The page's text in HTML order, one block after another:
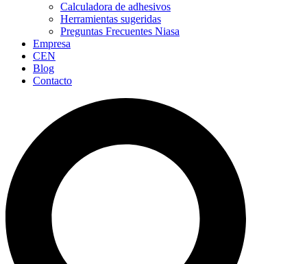
Calculadora de adhesivos
Herramientas sugeridas
Preguntas Frecuentes Niasa
Empresa
CEN
Blog
Contacto